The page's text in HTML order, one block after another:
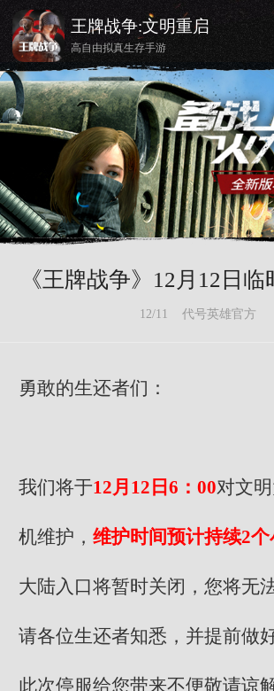
王牌战争:文明重启
高自由拟真生存手游
《王牌战争》12月12日
12/11 代号英雄官方
勇敢的生还者们：
我们将于12月12日6：00对文
机维护， 维护时间预计持续2个
大陆入口将暂时关闭，您将无
请各位生还者知悉，并提前做
此次停服给您带来不便敬请谅解